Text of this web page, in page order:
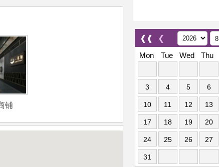
铺
❰❰ ❮
Mon
Tue Wed Thu
3 4 5 6
10 11 12 13
17 18 19 20
24 25 26 27
31